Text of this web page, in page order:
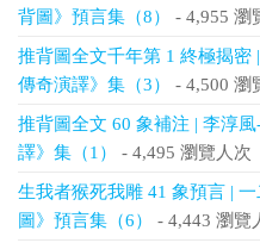
背圖》預言集（8）
- 4,955 瀏
推背圖全文千年第 1 終極揭密
傳奇演譯》集（3）
- 4,500 瀏
推背圖全文 60 象補注 | 李淳
譯》集（1）
- 4,495 瀏覽人次
生我者猴死我雕 41 象預言 |
圖》預言集（6）
- 4,443 瀏覽